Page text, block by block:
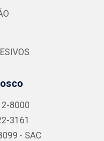
8000
3161
- SAC